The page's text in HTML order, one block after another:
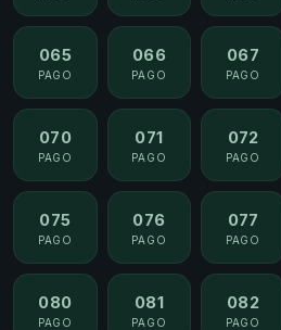
065
PAGO
066
PAGO
067
PAGO
070
PAGO
071
PAGO
072
PAGO
075
PAGO
076
PAGO
077
PAGO
080
PAGO
081
PAGO
082
PAGO